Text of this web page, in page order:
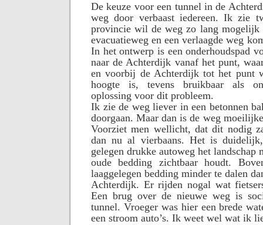
De keuze voor een tunnel in de
weg door verbaast iedereen. Ik zie
provincie wil de weg zo lang mogelijk
evacuatieweg en een verlaagde weg
In het ontwerp is een onderhoudspad
naar de Achterdijk vanaf het punt,
en voorbij de Achterdijk tot het punt
hoogte is, tevens bruikbaar als
oplossing voor dit probleem.
Ik zie de weg liever in een betonnen
doorgaan. Maar dan is de weg
Voorziet men wellicht, dat dit nodig
dan nu al vierbaans. Het is
gelegen drukke autoweg het landschap
oude bedding zichtbaar houdt.
laaggelegen bedding minder te dalen
Achterdijk. Er rijden nogal wat
Een brug over de nieuwe weg is
tunnel. Vroeger was hier een brede
een stroom auto’s. Ik weet wel wat ik